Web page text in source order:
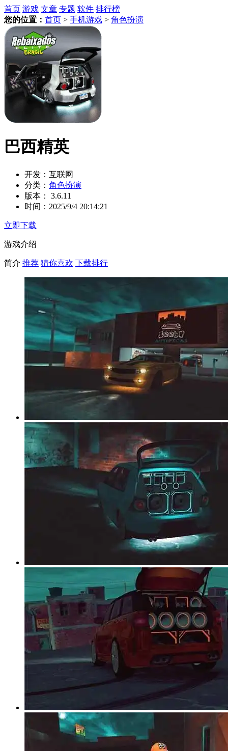
首页 游戏 文章 专题 软件 排行榜
您的位置： 首页 > 手机游戏 > 角色扮演
巴西精英
开发： 互联网
分类： 角色扮演
版本：
3.6.11
时间： 2025/9/4 20:14:21
立即下载
游戏介绍
简介 推荐 猜你喜欢 下载排行